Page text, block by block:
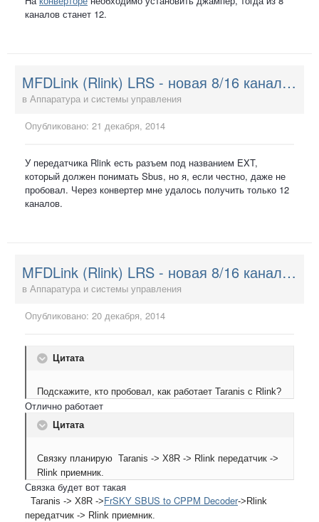
каналов станет 12.
MFDLink (Rlink) LRS - новая 8/16 канальная система управления
в Аппаратура и системы управления
Опубликовано: 21 декабря, 2014
У передатчика Rlink есть разъем под названием EXT,
который должен понимать Sbus, но я, если честно, даже не
пробовал. Через конвертер мне удалось получить только 12
каналов.
MFDLink (Rlink) LRS - новая 8/16 канальная система управления
в Аппаратура и системы управления
Опубликовано: 20 декабря, 2014
Цитата
Подскажите, кто пробовал, как работает Taranis с Rlink?
Отлично работает
Цитата
Связку планирую Taranis -> X8R -> Rlink передатчик ->
Rlink приемник.
Связка будет вот такая
Taranis -> X8R ->FrSKY SBUS to CPPM Decoder-> Rlink
передатчик -> Rlink приемник.